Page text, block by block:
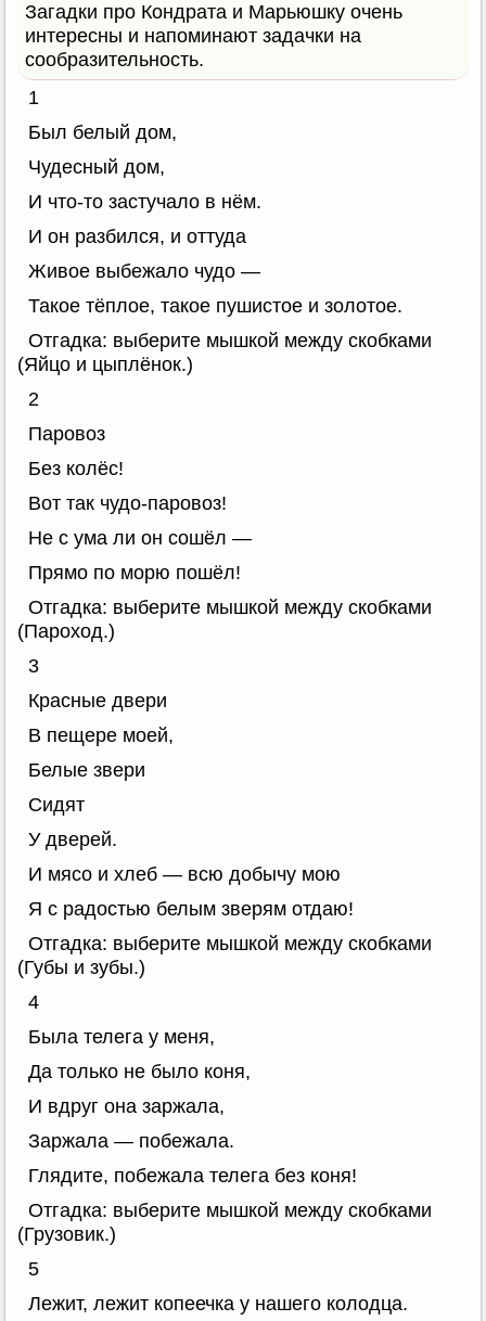
Загадки про Кондрата и Марьюшку очень
интересны и напоминают задачки на
сообразительность.
1
Был белый дом,
Чудесный дом,
И что-то застучало в нём.
И он разбился, и оттуда
Живое выбежало чудо —
Такое тёплое, такое пушистое и золотое.
Отгадка: выберите мышкой между скобками
(Яйцо и цыплёнок.)
2
Паровоз
Без колёс!
Вот так чудо-паровоз!
Не с ума ли он сошёл —
Прямо по морю пошёл!
Отгадка: выберите мышкой между скобками
(Пароход.)
3
Красные двери
В пещере моей,
Белые звери
Сидят
У дверей.
И мясо и хлеб — всю добычу мою
Я с радостью белым зверям отдаю!
Отгадка: выберите мышкой между скобками
(Губы и зубы.)
4
Была телега у меня,
Да только не было коня,
И вдруг она заржала,
Заржала — побежала.
Глядите, побежала телега без коня!
Отгадка: выберите мышкой между скобками
(Грузовик.)
5
Лежит, лежит копеечка у нашего колодца.